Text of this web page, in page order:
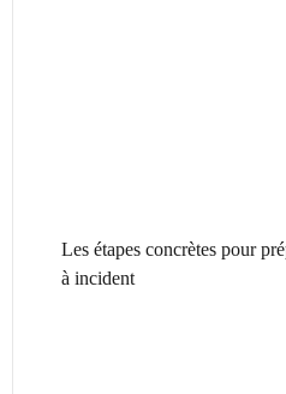
Les étapes concrètes pour
à incident